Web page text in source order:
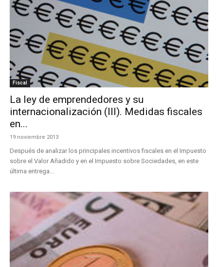
Fiscal
La ley de emprendedores y su
internacionalización (III). Medidas fiscales
en...
19 noviembre 2013
Después de analizar los principales incentivos fiscales en el Impuesto
sobre el Valor Añadido y en el Impuesto sobre Sociedades, en este
última entrega...